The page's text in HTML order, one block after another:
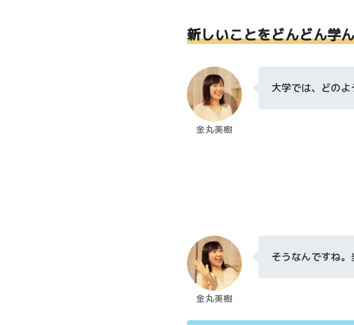
新しいことをどんどん学
金丸美樹
大学では、どの
金丸美樹
そうなんですね